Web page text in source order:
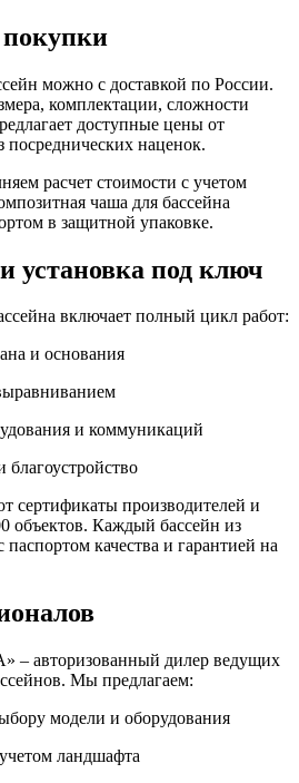
можно с доставкой по России.
комплектации, сложности
доступные цены от
посреднических наценок.
расчет стоимости с учетом
чаша для бассейна
в защитной упаковке.
установка под ключ
включает полный цикл работ:
и основания
и коммуникаций
благоустройство
сертификаты производителей и
объектов. Каждый бассейн из
паспортом качества и гарантией на
авторизованный дилер ведущих
Мы предлагаем:
модели и оборудования
ландшафта